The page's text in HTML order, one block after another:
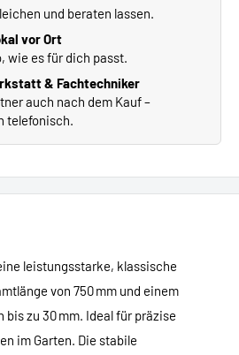
und beraten lassen.
vor Ort
wie es für dich passt.
& Fachtechniker
auch nach dem Kauf –
telefonisch.
leistungsstarke, klassische
von 750 mm und einem
zu 30 mm. Ideal für präzise
im Garten. Die stabile